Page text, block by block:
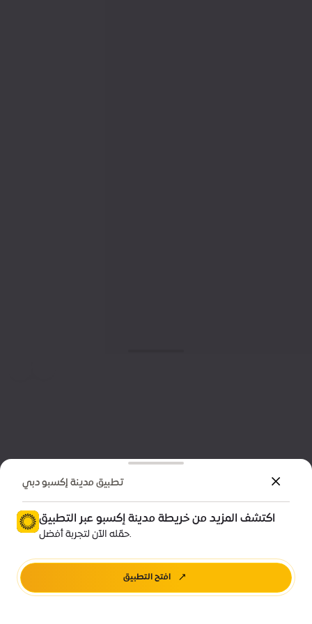
تطبيق مدينة إكسبو دبي
اكتشف المزيد من خريطة مدينة إكسبو عبر التطبيق
حمّله الآن لتجربة أفضل.
افتح التطبيق